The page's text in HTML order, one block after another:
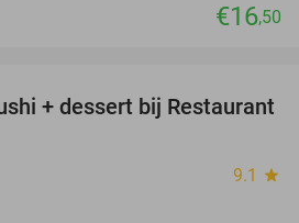
€16,50
39%
+ dessert bij Restaurant
9.1 star